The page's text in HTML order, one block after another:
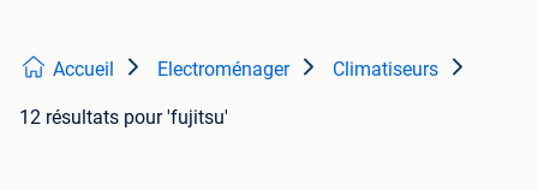
Accueil Electroménager Climatiseurs
12 résultats pour 'fujitsu'